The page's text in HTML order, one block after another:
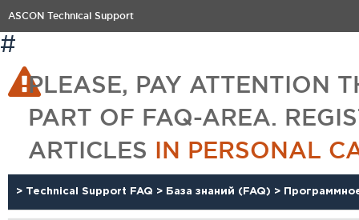
ASCON Technical Support
#
PLEASE, PAY ATTENTION
PART OF FAQ-AREA.
ARTICLES IN PERSONAL
> Technical Support FAQ > База знаний (FAQ) >